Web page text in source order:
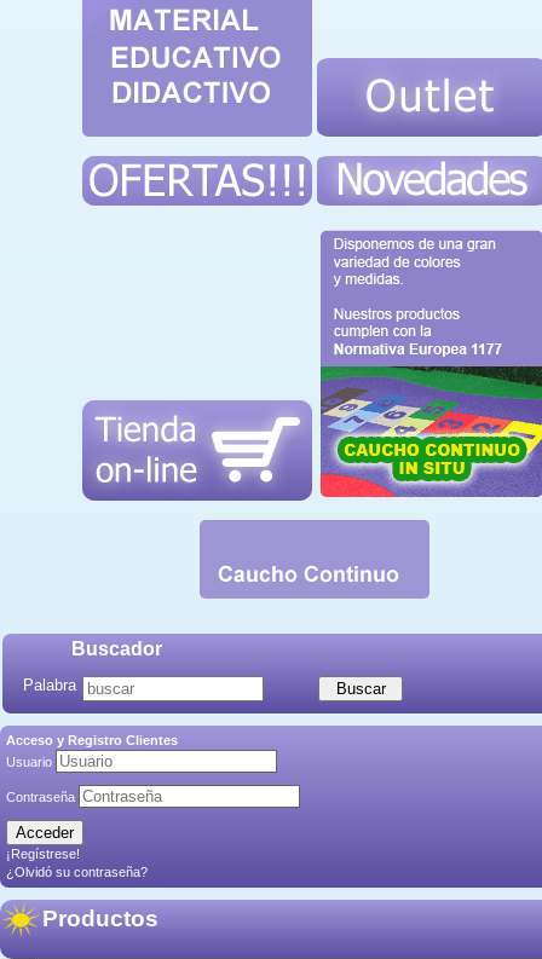
Buscador
Palabra
Acceso y Registro Clientes
Usuario
Contraseña
¡Regístrese!
¿Olvidó su contraseña?
Productos